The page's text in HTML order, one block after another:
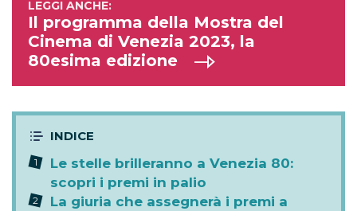
Il programma della Mostra del
Cinema di Venezia 2023, la
80esima edizione
Le stelle brilleranno a Venezia 80:
scopri i premi in palio
La giuria che assegnerà i premi a